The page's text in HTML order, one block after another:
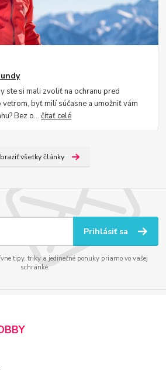
ste si mali zvoliť na ochranu pred
byť milí súčasne a umožniť vám
Bez o...čítať celé
všetky články
Prihlásiť sa
tipy, triky a jedinečné ponuky priamo vo vašej
schránke.